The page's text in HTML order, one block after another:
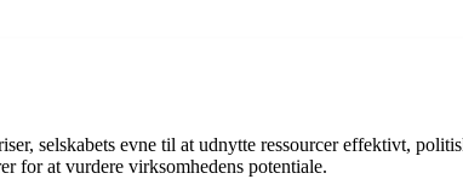
selskabets evne til at udnytte ressourcer effektivt,
for at vurdere virksomhedens potentiale.